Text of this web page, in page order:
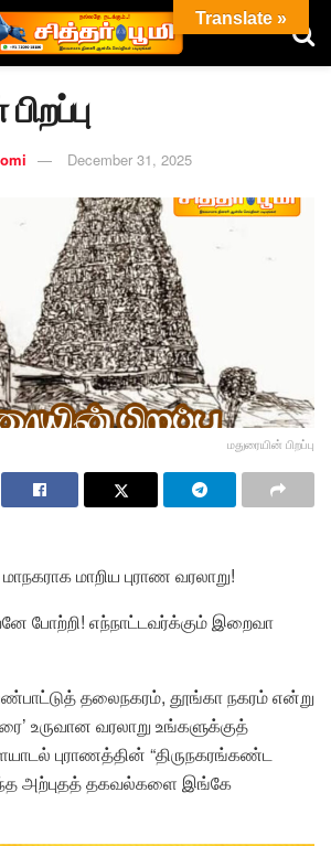
December 31, 2025
மதுரையின் பிறப்பு
மாறிய புராண வரலாறு!
போற்றி! எந்நாட்டவர்க்கும் இறைவா
தலைநகரம், தூங்கா நகரம் என்று
உருவான வரலாறு உங்களுக்குத்
புராணத்தின் “திருநகரங்கண்ட
அற்புதத் தகவல்களை இங்கே
Translate »